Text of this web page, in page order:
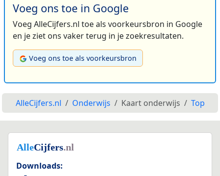
Voeg ons toe in Google
Voeg AlleCijfers.nl toe als voorkeursbron in Google
en je ziet ons vaker terug in je zoekresultaten.
Voeg ons toe als voorkeursbron
AlleCijfers.nl Onderwijs Kaart onderwijs Top
Downloads: